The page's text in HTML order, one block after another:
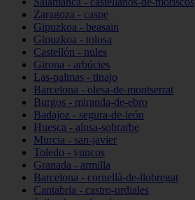
Zaragoza - caspe
Gipuzkoa - beasain
Gipuzkoa - tolosa
Castellón - nules
Girona - arbúcies
Las-palmas - tinajo
Barcelona - olesa-de-montserrat
Burgos - miranda-de-ebro
Badajoz - segura-de-león
Huesca - aínsa-sobrarbe
Murcia - san-javier
Toledo - yuncos
Granada - armilla
Barcelona - cornellà-de-llobregat
Cantabria - castro-urdiales